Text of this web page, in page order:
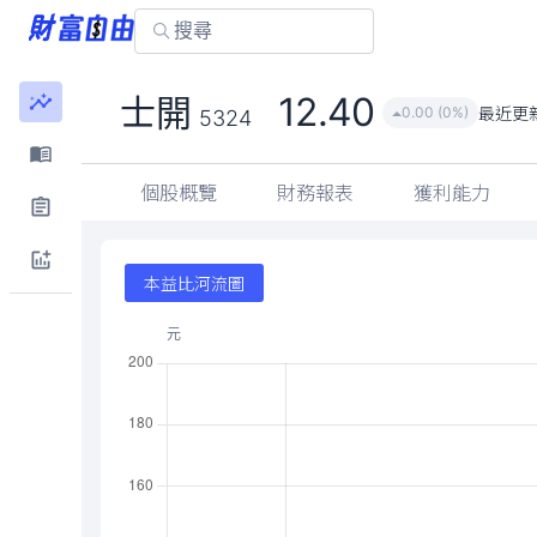
士開 5324 12.40 0.00 (0%) 最近更
個股概覽 財務報表 獲利能力
本益比河流圖